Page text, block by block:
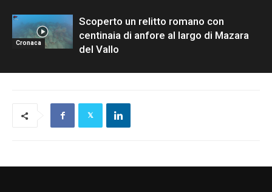
Cronaca
Scoperto un relitto romano con
centinaia di anfore al largo di Mazara
del Vallo